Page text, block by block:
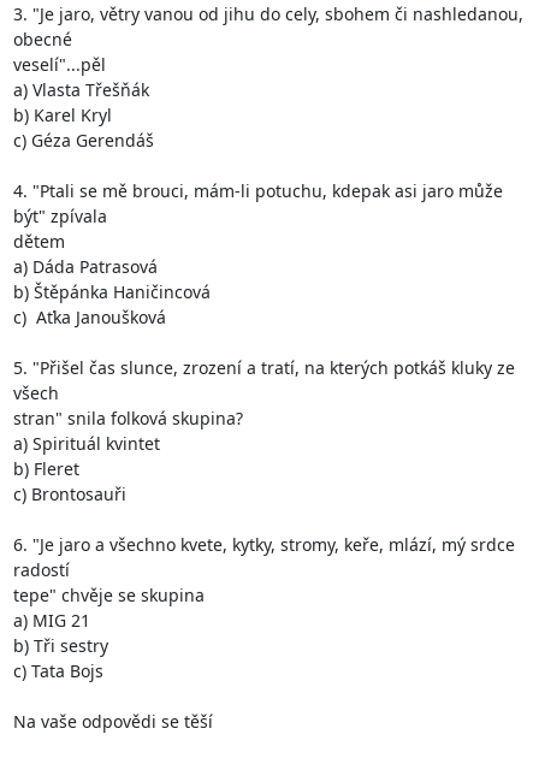
3. "Je jaro, větry vanou od jihu do cely, sbohem či nashledanou,
obecné
veselí"...pěl
a) Vlasta Třešňák
b) Karel Kryl
c) Géza Gerendáš
4. "Ptali se mě brouci, mám-li potuchu, kdepak asi jaro může
být" zpívala
dětem
a) Dáda Patrasová
b) Štěpánka Haničincová
c)  Aťka Janoušková
5. "Přišel čas slunce, zrození a tratí, na kterých potkáš kluky ze
všech
stran" snila folková skupina?
a) Spirituál kvintet
b) Fleret
c) Brontosauři
6. "Je jaro a všechno kvete, kytky, stromy, keře, mlází, mý srdce
radostí
tepe" chvěje se skupina
a) MIG 21
b) Tři sestry
c) Tata Bojs
Na vaše odpovědi se těší